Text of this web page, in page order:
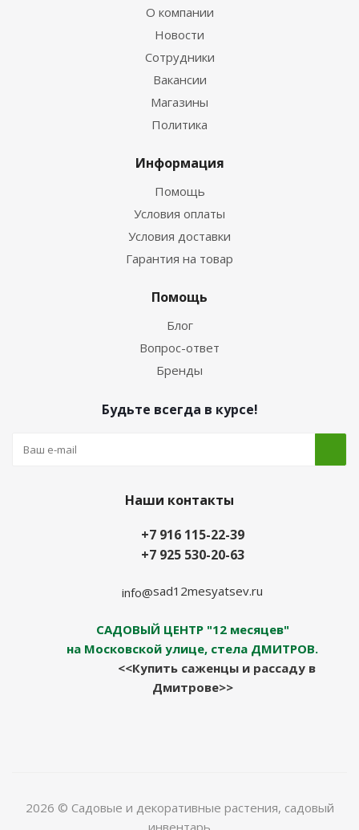
О компании
Новости
Сотрудники
Вакансии
Магазины
Политика
Информация
Помощь
Условия оплаты
Условия доставки
Гарантия на товар
Помощь
Блог
Вопрос-ответ
Бренды
Будьте всегда в курсе!
Наши контакты
+7 916 115-22-39
+7 925 530-20-63
info@sad12mesyatsev.ru
САДОВЫЙ ЦЕНТР "12 месяцев"
на Московской улице, стела ДМИТРОВ.
<<Купить саженцы и рассаду в
Дмитрове>>
2026 © Садовые и декоративные растения, садовый
инвентарь